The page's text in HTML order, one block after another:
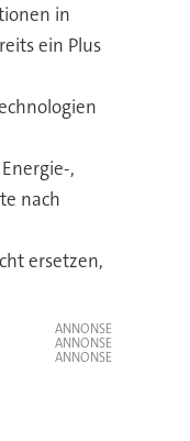
in
ein Plus
,
nach
ersetzen,